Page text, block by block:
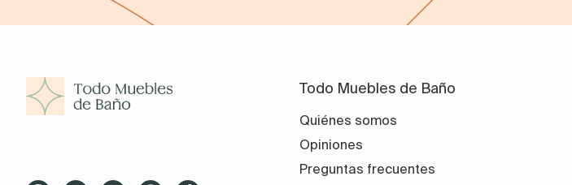
Todo Muebles de Baño
Quiénes somos
Opiniones
Preguntas frecuentes